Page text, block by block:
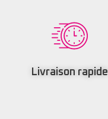
Livraison rapide